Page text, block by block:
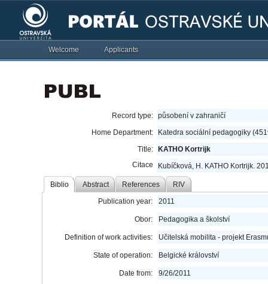
Welcome Applicants
Record type: působení v zahraničí
Home Department:
Katedra sociální pedagogiky
Title:
KATHO Kortrijk
Citace
Kubíčková, H. KATHO Kortrijk.
Biblio Abstract References RIV
Publication year: 2011
Obor: Pedagogika a školství
Definition of work activities: Učitelská mobilita - projekt
State of operation: Belgické království
Date from: 9/26/2011